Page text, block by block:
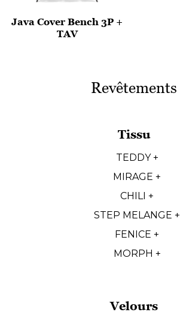
Java Cover Bench 3P +
TAV
Revêtements
Tissu
TEDDY +
MIRAGE +
CHILI +
STEP MELANGE +
FENICE +
MORPH +
Velours